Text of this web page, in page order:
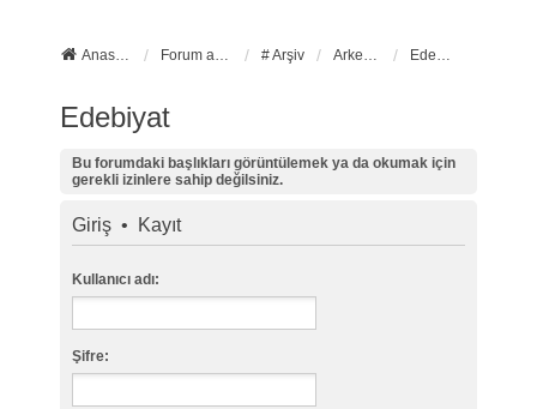
Anasayfa Forum ana sayfa # Arşiv Arkeo Sanat Edebiyat
Edebiyat
Bu forumdaki başlıkları görüntülemek ya da okumak için
gerekli izinlere sahip değilsiniz.
Giriş• Kayıt
Kullanıcı adı:
Şifre: